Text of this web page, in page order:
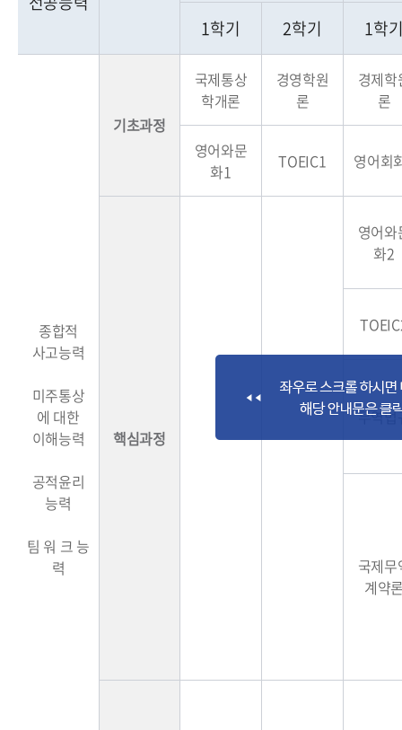
1학기 2학기 1학
종합적
사고능력
미주통상
에 대한
이해능력
공적윤리
능력
팀 워 크 능
력
기초과정
국제통상
학개론
경영학원
론
경제학
론
영어와문
화1
TOEIC1 영어회
핵심과정
영어와
화2
무역법
국제무
계약